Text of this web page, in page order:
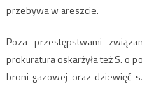
przebywa w areszcie.
Poza przestępstwami
prokuratura oskarżyła też S. o
broni gazowej oraz dziewięć